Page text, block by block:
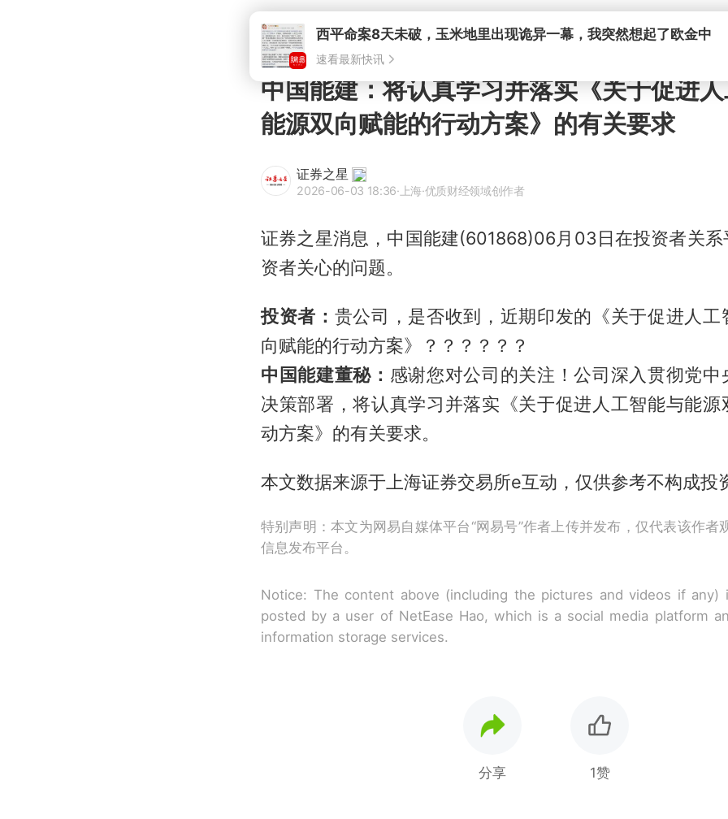
中国能建：将认真学习并落实《关于促进
能源双向赋能的行动方案》的有关要求
证券之星
2026-06-03 18:36·上海·优质财经领域创作者
证券之星消息，中国能建(601868)06月03日在投资者关系
资者关心的问题。
投资者： 贵公司，是否收到，近期印发的《关于促进人工
向赋能的行动方案》？？？？？？
中国能建董秘： 感谢您对公司的关注！公司深入贯彻党中
决策部署，将认真学习并落实《关于促进人工智能与能源
动方案》的有关要求。
本文数据来源于上海证券交易所e互动，仅供参考不构成投
特别声明：本文为网易自媒体平台“网易号”作者上传并发布，仅代表该作者
信息发布平台。
Notice: The content above (including the pictures and videos if any)
posted by a user of NetEase Hao, which is a social media platform
information storage services.
分享 1赞